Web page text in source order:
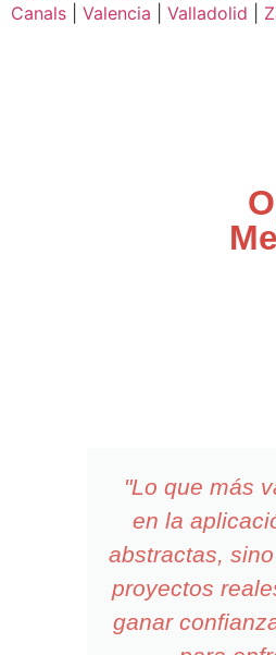
Canals
Valencia Valladolid
"Lo que más
en la
abstractas,
proyectos
ganar